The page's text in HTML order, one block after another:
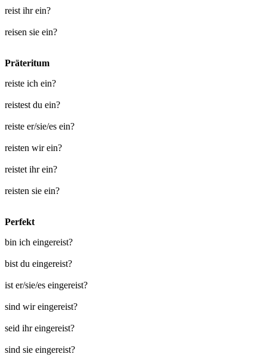
reist ihr ein?
reisen sie ein?
Präteritum
reiste ich ein?
reistest du ein?
reiste er/sie/es ein?
reisten wir ein?
reistet ihr ein?
reisten sie ein?
Perfekt
bin ich eingereist?
bist du eingereist?
ist er/sie/es eingereist?
sind wir eingereist?
seid ihr eingereist?
sind sie eingereist?